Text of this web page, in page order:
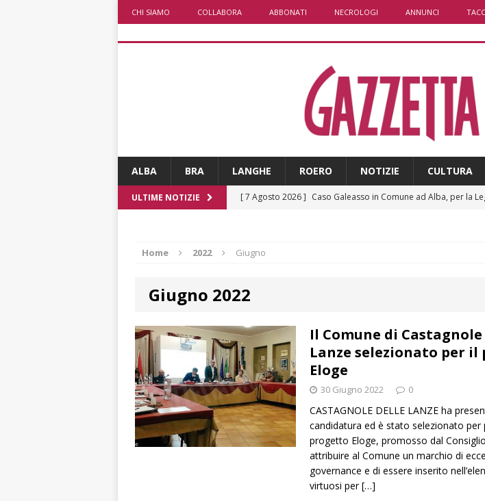
CHI SIAMO COLLABORA ABBONATI NECROLOGI ANNUNCI
ALBA BRA LANGHE ROERO NOTIZIE CULTURA
ULTIME NOTIZIE [ 7 Agosto 2026 ] ITINERARI / La ciclabile del Ponente ligure
[ 7 Agosto 2026 ]
[ 7 Agosto 2026 ]
Alba: lunedì 10 agosto tornano le “Notti del
[ 7 Agosto 2026 ]
Dal 13 al 16 agosto a Priocca c’è la Sagra
vitello
PRIMO PIANO
[ 7 Agosto 2026 ]
Rotary Club Bra: arriva il “Premio per
[ 7 Agosto 2026 ]
Valdieri: escursionista in difficoltà salvata
Caso Galeasso in Comune ad Alba, per la
Home 2022 Giugno
Giugno 2022
Il Comune di
Lanze selezionato per
Eloge
30 Giugno 2022 0
CASTAGNOLE DELLE LANZE ha
candidatura ed è stato selezionato per
progetto Eloge, promosso dal
attribuire al Comune un marchio di
governance e di essere inserito
virtuosi per[…]